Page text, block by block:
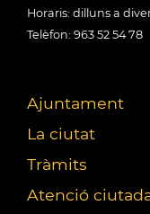
Horaris: dilluns a
Telèfon: 963 52 54 78
Ajuntament
La ciutat
Tràmits
Atenció